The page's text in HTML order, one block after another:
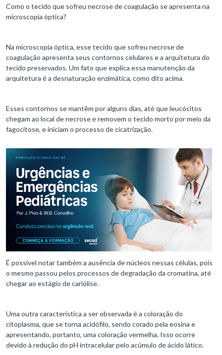
Como o tecido que sofreu necrose de coagulação se apresenta na
microscopia óptica?
Na microscopia óptica, esse tecido que sofreu necrose de
coagulação apresenta seus contornos celulares e a arquitetura do
tecido preservados. Um fato que explica essa manutenção da
arquitetura é a desnaturação enzimática, como dito acima.
Esses contornos se mantêm por alguns dias, até que leucócitos
chegam ao local de necrose e removem o tecido morto por meio da
fagocitose, e iniciam o processo de cicatrização.
É possível notar também a ausência de núcleos nessas células, pois
o mesmo passou pelos processos de degradação da cromatina, até
chegar ao estágio de cariólise.
Uma outra característica a ser observada é a coloração do
citoplasma, que se torna acidófilo, sendo corado pela eosina e
apresentando, portanto, uma coloração vermelha. Isso ocorre
devido à redução do pH intracelular pelo acúmulo de ácido lático.